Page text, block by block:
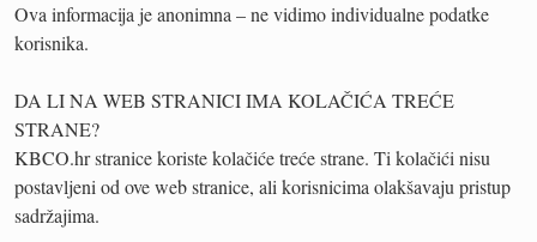
Ova informacija je anonimna – ne vidimo individualne podatke
korisnika.
DA LI NA WEB STRANICI IMA KOLAČIĆA TREĆE
STRANE?
KBCO.hr stranice koriste kolačiće treće strane. Ti kolačići nisu
postavljeni od ove web stranice, ali korisnicima olakšavaju pristup
sadržajima.